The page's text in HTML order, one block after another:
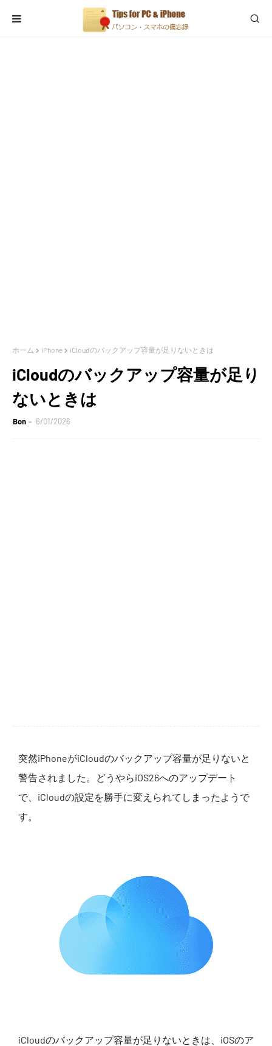
ホーム iPhone iCloudのバックアップ容量が足りないときは
iCloudのバックアップ容量が足り
ないときは
Bon 6/01/2026
突然iPhoneがiCloudのバックアップ容量が足りないと
警告されました。どうやらiOS26へのアップデート
で、iCloudの設定を勝手に変えられてしまったようで
す。
iCloudのバックアップ容量が足りないときは、iOSのア